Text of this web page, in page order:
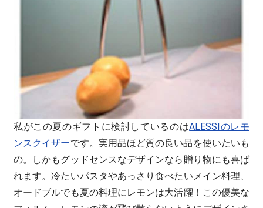
私がこの夏のギフトに検討しているのはALESSIのレモ
ンスクイザーです。実用品ほど質の良い品を使いたいも
の。しかもグッドセンスなデザインなら贈り物にも喜ば
れます。冷たいパスタやあっさり食べたいメイン料理、
オードブルでも夏の料理にレモンは大活躍！この優美な